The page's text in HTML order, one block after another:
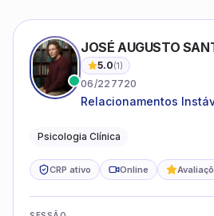
JOSÉ AUGUSTO
5.0(1)
06/227720
Relacionamentos
Psicologia Clínica
CRP ativo Online